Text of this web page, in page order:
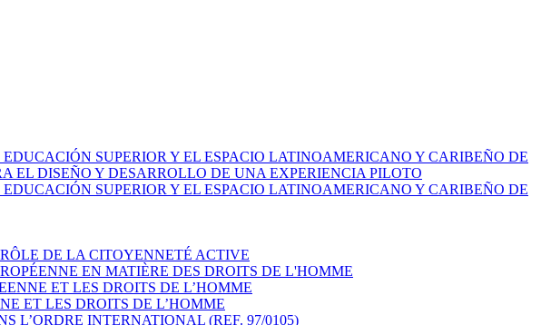
SUPERIOR Y EL ESPACIO LATINOAMERICANO Y CARIBEÑO DE
EL DISEÑO Y DESARROLLO DE UNA EXPERIENCIA PILOTO
SUPERIOR Y EL ESPACIO LATINOAMERICANO Y CARIBEÑO DE
DE LA CITOYENNETÉ ACTIVE
EN MATIÈRE DES DROITS DE L'HOMME
ET LES DROITS DE L’HOMME
ET LES DROITS DE L’HOMME
L’ORDRE INTERNATIONAL (REF. 97/0105)